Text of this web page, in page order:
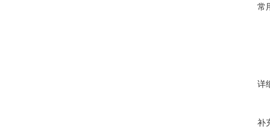
常
详
补